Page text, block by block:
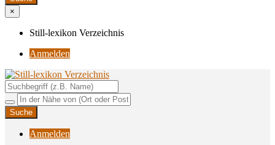
×
Still-lexikon Verzeichnis
Anmelden
Still-lexikon Verzeichnis
Unterstützungsangebote rund ums Stillen
Anmelden